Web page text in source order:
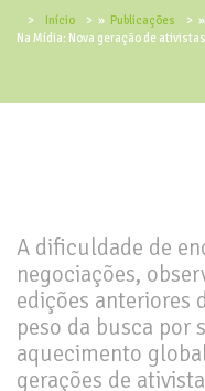
Início » Publicações
»
Na Mídia: Nova geração de
A dificuldade de
negociações,
edições anteriores
peso da busca por
aquecimento
gerações de